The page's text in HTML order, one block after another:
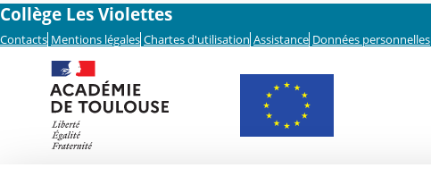
Collège Les Violettes
Contacts Mentions légales Chartes d'utilisation Assistance Données personnelles